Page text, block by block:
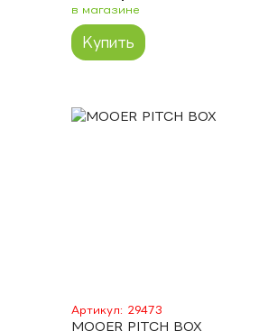
в магазине
Купить
Артикул: 29473
MOOER PITCH BOX